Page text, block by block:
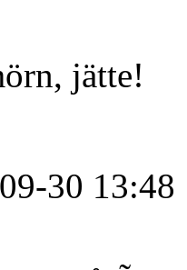
jätte!
30 13:48